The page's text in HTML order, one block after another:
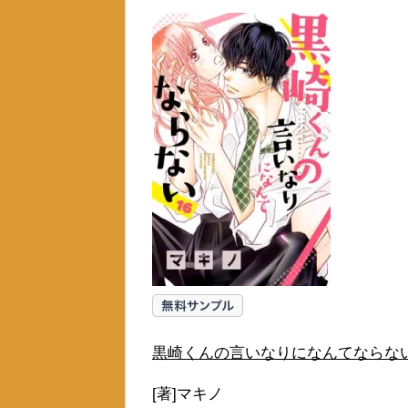
黒崎くんの言いなりになんてならな
[著]マキノ